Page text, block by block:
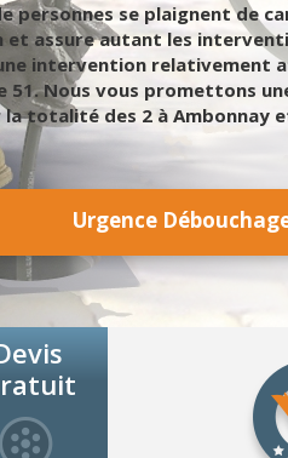
personnes se plaignent de
assure autant les
intervention relativement
51. Nous vous promettons
la totalité des 2 à Ambonnay
Urgence